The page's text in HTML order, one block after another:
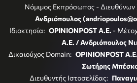
Νόμιμος Εκπρόσωπος - Διευθύνων
Ανδριόπουλος
Ιδιοκτησία: OPINIONPOST A.E. -
Α.Ε. / Ανδριόπουλος
Δικαιούχος Domain: OPINIONPOST A.E.
Σωτήρης
Διευθυντής Ιστοσελίδας: